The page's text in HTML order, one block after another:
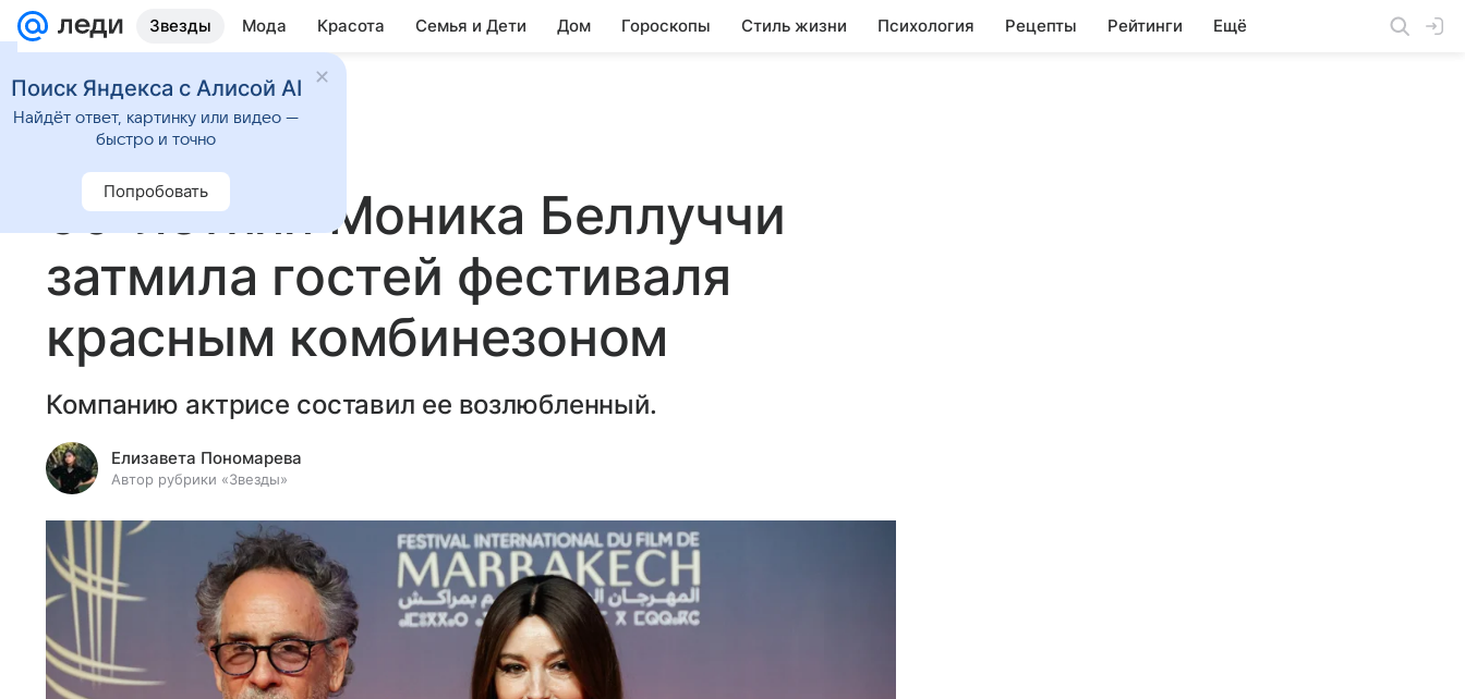
Звезды Мода Красота Семья и Дети Дом Гороскопы Стиль жизни Психология Рецепты Рейтинги Ещё
60-летняя Моника Беллуччи
затмила гостей фестиваля
красным комбинезоном
Компанию актрисе составил ее возлюбленный.
Елизавета Пономарева
Автор рубрики «Звезды»
Поиск Яндекса с Алисой AI
Найдёт ответ, картинку или видео —
быстро и точно
Попробовать